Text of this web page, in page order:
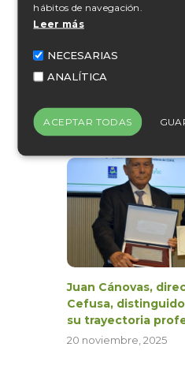
DIGIBIOPORC llega
porcina más
Juan Cánovas,
Cefusa, distinguido
su trayectoria
20 noviembre, 2025
hábitos de navegación.
Leer más
NECESARIAS
ANALÍTICA
ACEPTAR TODAS